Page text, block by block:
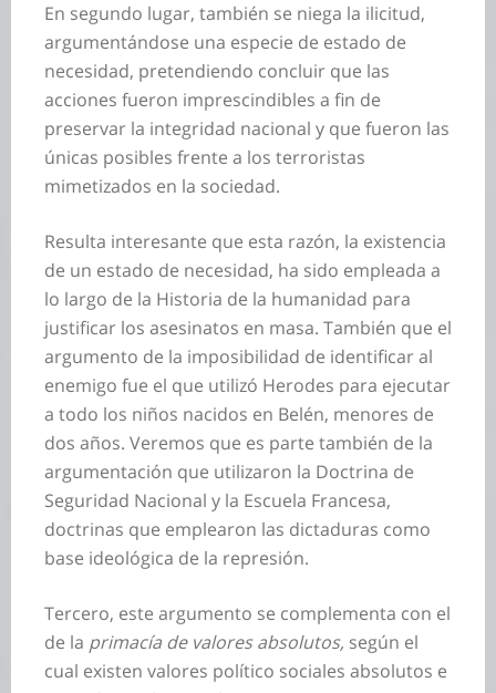
En segundo lugar, también se niega la ilicitud,
argumentándose una especie de estado de
necesidad, pretendiendo concluir que las
acciones fueron imprescindibles a fin de
preservar la integridad nacional y que fueron las
únicas posibles frente a los terroristas
mimetizados en la sociedad.
Resulta interesante que esta razón, la existencia
de un estado de necesidad, ha sido empleada a
lo largo de la Historia de la humanidad para
justificar los asesinatos en masa. También que el
argumento de la imposibilidad de identificar al
enemigo fue el que utilizó Herodes para ejecutar
a todo los niños nacidos en Belén, menores de
dos años. Veremos que es parte también de la
argumentación que utilizaron la Doctrina de
Seguridad Nacional y la Escuela Francesa,
doctrinas que emplearon las dictaduras como
base ideológica de la represión.
Tercero, este argumento se complementa con el
de la primacía de valores absolutos, según el
cual existen valores político sociales absolutos e